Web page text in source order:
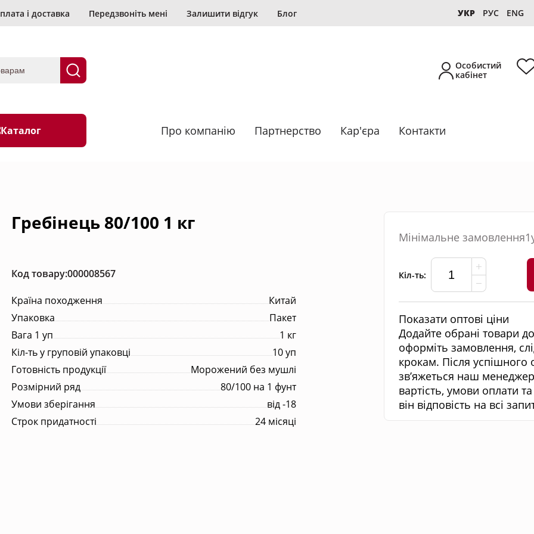
і доставка Передзвоніть мені Залишити відгук Блог УКР РУС ENG
Особистий
кабінет
Каталог
Водорості та гриби
Супутні товари
молоко
Порційна продукція
Про компанію Партнерство Кар'єра Контакти
Гребінець 80/100 1 кг
Код товару:000008567
Країна походження
Китай
Упаковка
Пакет
Вага 1 уп
1 кг
Кіл-ть у груповій упаковці
10 уп
Готовність продукції
Морожений без мушлі
Розмірний ряд
80/100 на 1 фунт
Умови зберігання
від -18
Строк придатності
24 місяці
Мінімальне
Кiл-ть:
Показати оптові ціни
Додайте обрані товари
оформіть замовлення,
крокам. Після
зв’яжеться наш
вартість, умови оплати
він відповість на всі